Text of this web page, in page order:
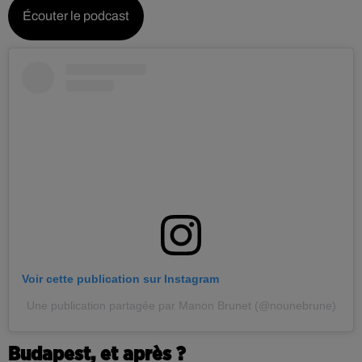
Écouter le podcast
Voir cette publication sur Instagram
Une publication partagée par Manon Brunet (@nounebrune)
Budapest, et après ?